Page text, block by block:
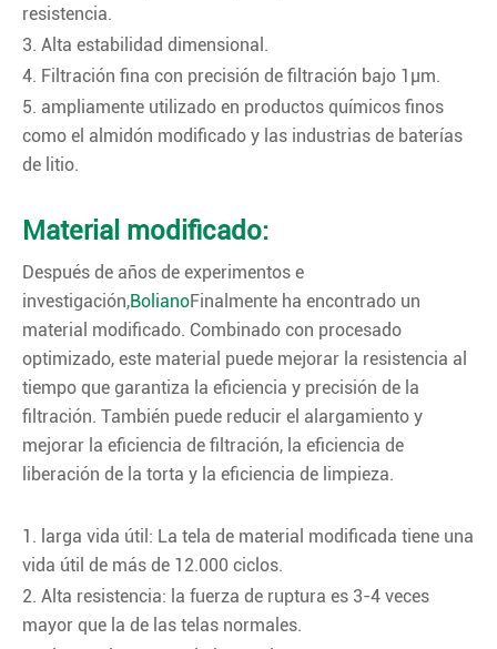
resistencia.
3. Alta estabilidad dimensional.
4. Filtración fina con precisión de filtración bajo 1μm.
5. ampliamente utilizado en productos químicos finos
como el almidón modificado y las industrias de baterías
de litio.
Material modificado:
Después de años de experimentos e
investigación,BolianoFinalmente ha encontrado un
material modificado. Combinado con procesado
optimizado, este material puede mejorar la resistencia al
tiempo que garantiza la eficiencia y precisión de la
filtración. También puede reducir el alargamiento y
mejorar la eficiencia de filtración, la eficiencia de
liberación de la torta y la eficiencia de limpieza.
1. larga vida útil: La tela de material modificada tiene una
vida útil de más de 12.000 ciclos.
2. Alta resistencia: la fuerza de ruptura es 3-4 veces
mayor que la de las telas normales.